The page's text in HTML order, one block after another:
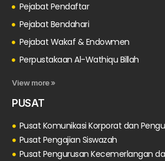
Pejabat Pendaftar
Pejabat Bendahari
Pejabat Wakaf & Endowmen
Perpustakaan Al-Wathiqu Billah
View more »
PUSAT
Pusat Komunikasi Korporat dan
Pusat Pengajian Siswazah
Pusat Pengurusan Kecemerlangan